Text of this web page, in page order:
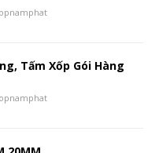
Tấm Xốp Gói Hàng